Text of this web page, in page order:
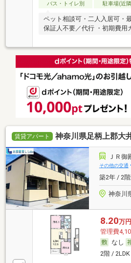
バス・トイレ別
駐車場(近
ペット相談可・二人入居可・
保証人不要／代行 ・初期費用
賃貸アパート 神奈川県足柄上郡大
ＪＲ御
その他の交通
築2年 / 2
神奈川
8.20万円
管理費
なし
2階 /